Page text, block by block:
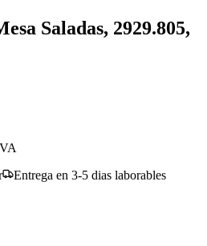
Saladas, 2929.805,
Entrega en 3-5 dias laborables